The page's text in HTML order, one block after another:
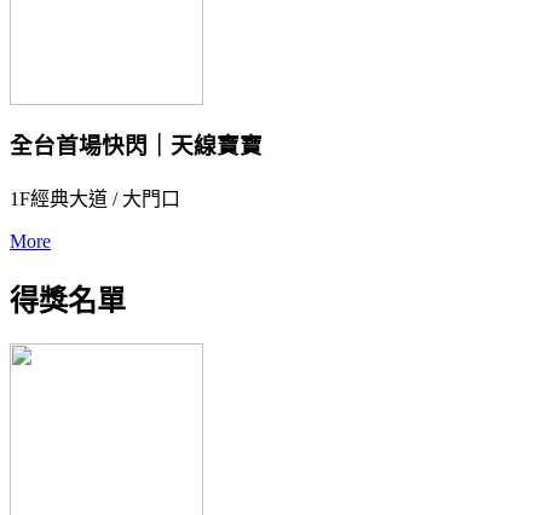
全台首場快閃｜天線寶寶
1F經典大道 / 大門口
More
得獎名單